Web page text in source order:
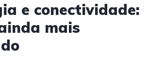
e conectividade:
mais